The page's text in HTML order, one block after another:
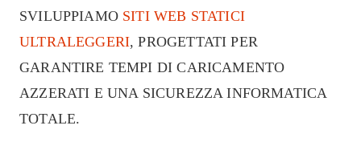
SVILUPPIAMO SITI WEB STATICI
ULTRALEGGERI, PROGETTATI PER
GARANTIRE TEMPI DI CARICAMENTO
AZZERATI E UNA SICUREZZA INFORMATICA
TOTALE.